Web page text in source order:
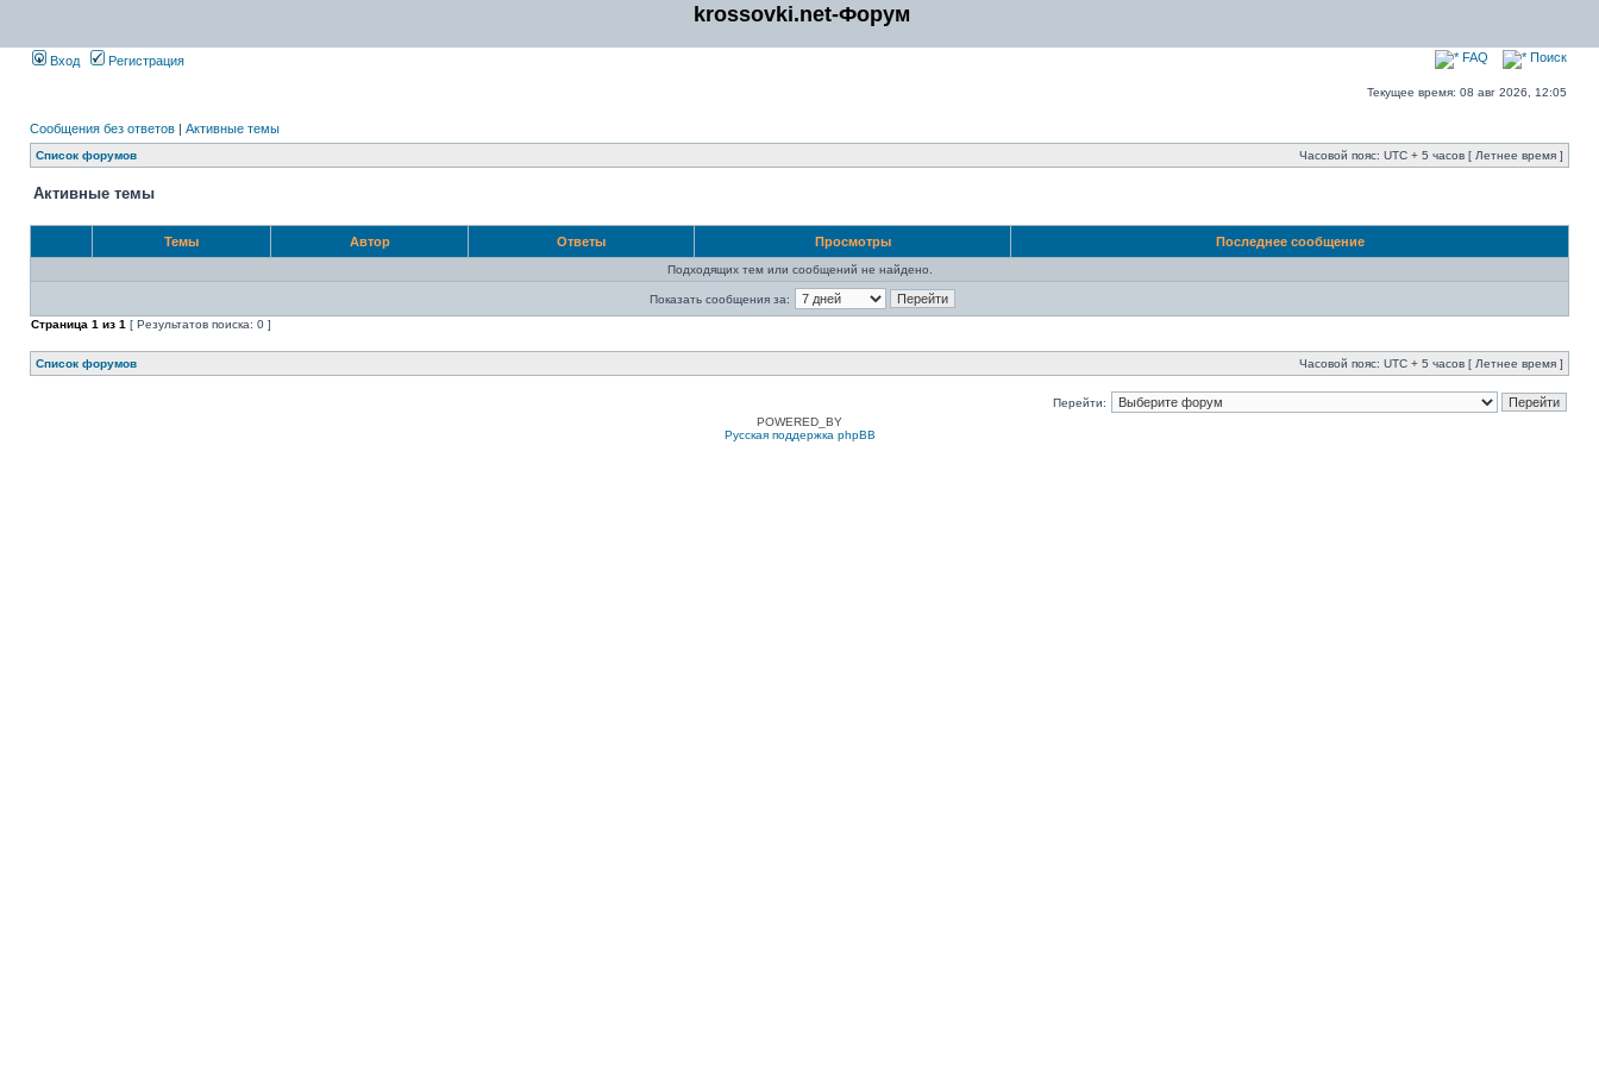
krossovki.net-Форум
Вход Регистрация FAQ Поиск
Текущее время: 08 авг 2026, 12:05
Сообщения без ответов | Активные темы
Список форумов Часовой пояс: UTC + 5 часов [ Летнее время ]
Активные темы
Темы Автор Ответы Просмотры Последнее сообщение
Подходящих тем или сообщений не найдено.
Показать сообщения за:
Страница 1 из 1 [ Результатов поиска: 0 ]
Список форумов Часовой пояс: UTC + 5 часов [ Летнее время ]
Перейти:
POWERED_BY
Русская поддержка phpBB